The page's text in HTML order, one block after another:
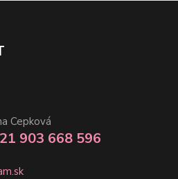
Cepková
903 668 596